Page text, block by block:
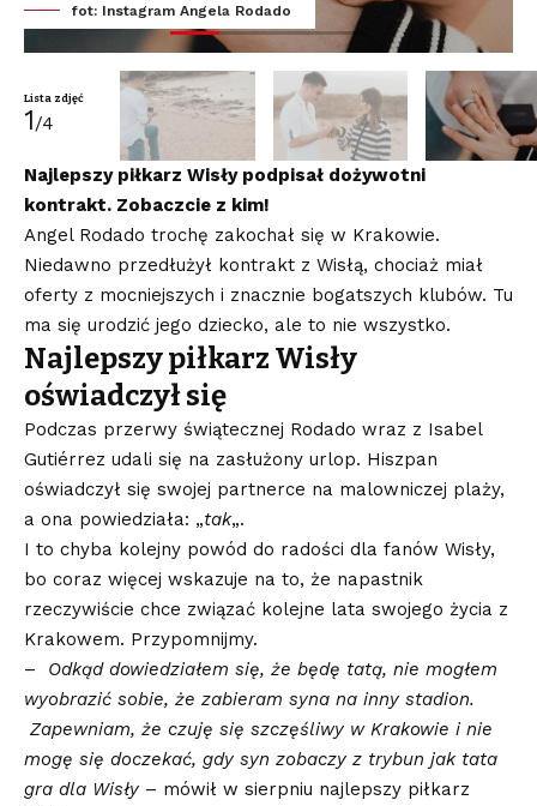
fot: Instagram Angela Rodado
Lista zdjęć
1/4
Najlepszy piłkarz Wisły podpisał dożywotni
kontrakt. Zobaczcie z kim!
Angel Rodado trochę zakochał się w Krakowie.
Niedawno przedłużył kontrakt z Wisłą, chociaż miał
oferty z mocniejszych i znacznie bogatszych klubów. Tu
ma się urodzić jego dziecko, ale to nie wszystko.
Najlepszy piłkarz Wisły
oświadczył się
Podczas przerwy świątecznej Rodado wraz z Isabel
Gutiérrez udali się na zasłużony urlop. Hiszpan
oświadczył się swojej partnerce na malowniczej plaży,
a ona powiedziała: „tak„.
I to chyba kolejny powód do radości dla fanów Wisły,
bo coraz więcej wskazuje na to, że napastnik
rzeczywiście chce związać kolejne lata swojego życia z
Krakowem. Przypomnijmy.
–
Odkąd dowiedziałem się, że będę tatą, nie mogłem
wyobrazić sobie, że zabieram syna na inny stadion.
Zapewniam, że czuję się szczęśliwy w Krakowie i nie
mogę się doczekać, gdy syn zobaczy z trybun jak tata
gra dla Wisły – mówił w sierpniu najlepszy piłkarz